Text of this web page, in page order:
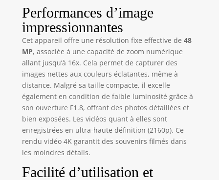
qui souhaitent
immortaliser des
paysages lointains.
📸[DOUBLE
AVEC AUTOFOCUS]
Conception
innovante à double
appareil photo !
Passez à la caméra
frontale en un seul
clic pour prendre
facilement des
selfies et utilisez la
vidéos créatives
Performances d’image
impressionnantes
Cet appareil offre une résolution fixe effective de 48
MP, associée à une capacité de zoom numérique
allant jusqu’à 16x. Cela permet de capturer des
images nettes aux couleurs éclatantes, même à
distance. Malgré sa taille compacte, il excelle
également en condition de faible luminosité grâce à
son ouverture F1.8, offrant des photos détaillées et
bien exposées. Les vidéos quant à elles sont
enregistrées en ultra-haute définition (2160p). Ce
rendu vidéo 4K garantit des souvenirs filmés dans
les moindres détails.
Facilité d’utilisation et